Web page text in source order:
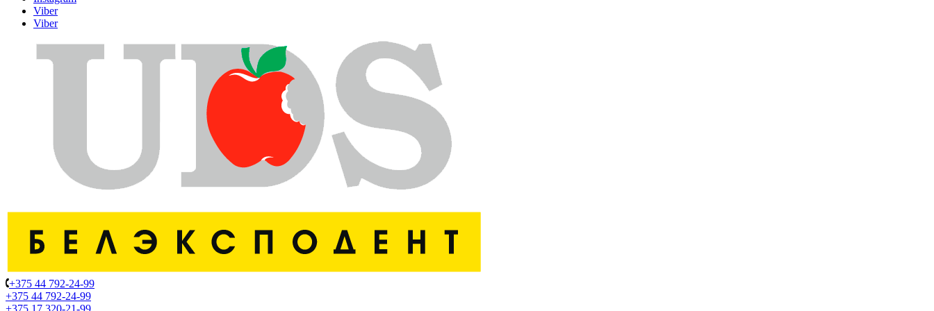
Viber
Viber
+375 44 792-24-99
+375 44 792-24-99
+375 17 320-21-99